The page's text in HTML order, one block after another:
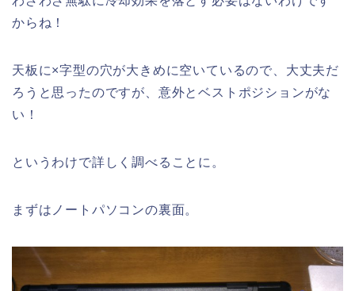
からね！
天板に×字型の穴が大きめに空いているので、大丈夫だ
ろうと思ったのですが、意外とベストポジションがな
い！
というわけで詳しく調べることに。
まずはノートパソコンの裏面。